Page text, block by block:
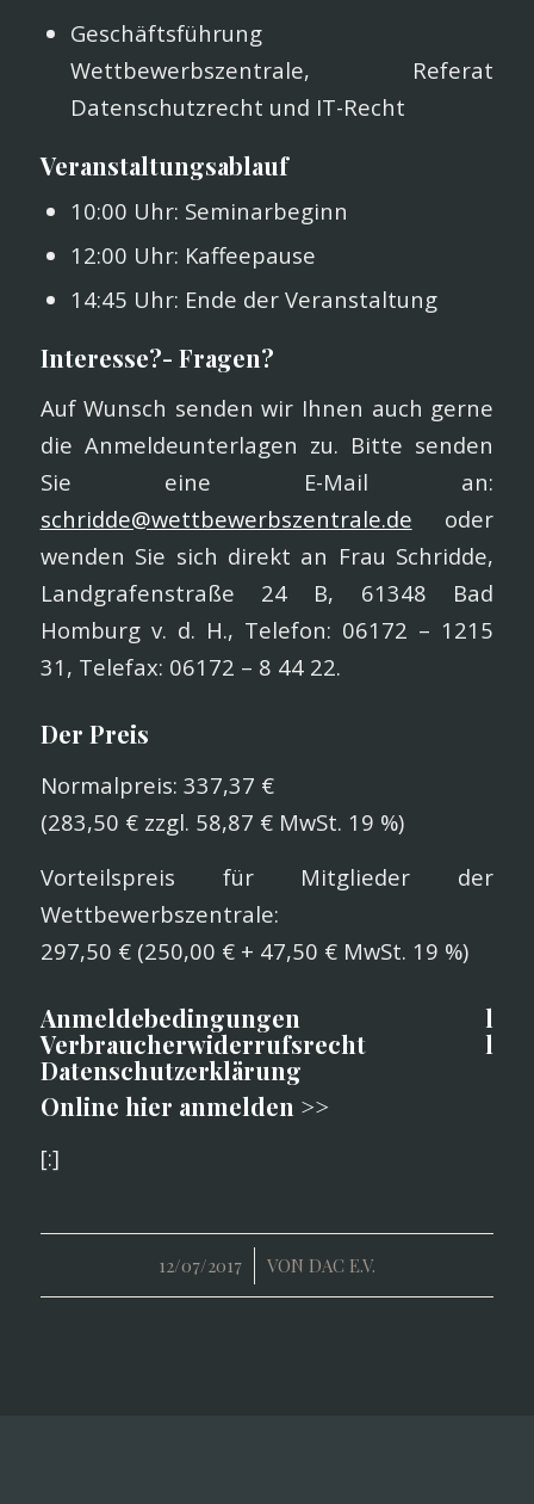
Geschäftsführung
Wettbewerbszentrale, Referat
Datenschutzrecht und IT-Recht
Veranstaltungsablauf
10:00 Uhr: Seminarbeginn
12:00 Uhr: Kaffeepause
14:45 Uhr: Ende der Veranstaltung
Interesse?- Fragen?
Auf Wunsch senden wir Ihnen auch gerne
die Anmeldeunterlagen zu. Bitte senden
Sie eine E-Mail an:
schridde@wettbewerbszentrale.de oder
wenden Sie sich direkt an Frau Schridde,
Landgrafenstraße 24 B, 61348 Bad
Homburg v. d. H., Telefon: 06172 – 1215
31, Telefax: 06172 – 8 44 22.
Der Preis
Normalpreis: 337,37 €
(283,50 € zzgl. 58,87 € MwSt. 19 %)
Vorteilspreis für Mitglieder der
Wettbewerbszentrale:
297,50 € (250,00 € + 47,50 € MwSt. 19 %)
Anmeldebedingungen l
Verbraucherwiderrufsrechtl
Datenschutzerklärung
Online hier anmelden >>
[:]
12/07/2017
/ VON DAC E.V.